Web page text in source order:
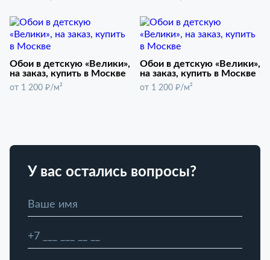
Обои в детскую «Велики»,
на заказ, купить в Москве
от 1 200 ₽/м²
Обои в детскую «Велики»,
на заказ, купить в Москве
от 1 200 ₽/м²
У вас остались вопросы?